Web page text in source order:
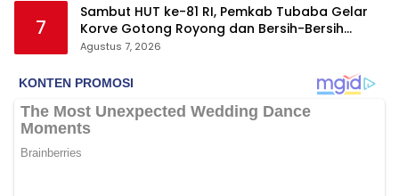
7
Sambut HUT ke-81 RI, Pemkab Tubaba Gelar
Korve Gotong Royong dan Bersih-Bersih
Serentak
Agustus 7, 2026